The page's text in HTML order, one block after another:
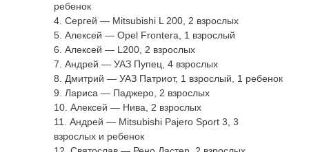
ребенок
4. Сергей — Mitsubishi L 200, 2 взрослых
5. Алексей — Opel Frontera, 1 взрослый
6. Алексей — L200, 2 взрослых
7. Андрей — УАЗ Пупец, 4 взрослых
8. Дмитрий — УАЗ Патриот, 1 взрослый, 1 ребенок
9. Лариса — Паджеро, 2 взрослых
10. Алексей — Нива, 2 взрослых
11. Андрей — Mitsubishi Pajero Sport 3, 3
взрослых и ребенок